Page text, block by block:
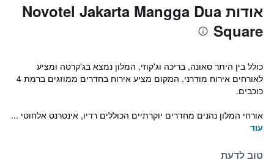
אודות Novotel Jakarta Mangga Dua
Square
כולל בין היתר סאונה, בריכה וג'קוזי, המלון נמצא בג'קרטה ומציע
לאורחים אירוח מודרני. המקום מציע אירוח בחדרים ממוזגים ברמת 4
כוכבים.
אורחי המלון נהנים מחדרים יוקרתיים הכוללים רדיו, אינטרנט אלחוטי ...
עוד
טוב לדעת